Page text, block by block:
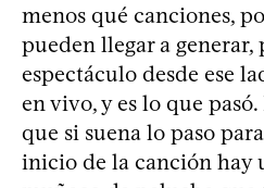
menos qué canciones,
pueden llegar a generar,
espectáculo desde ese
en vivo, y es lo que
que si suena lo paso
inicio de la canción hay